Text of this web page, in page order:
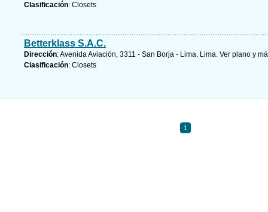
Clasificación: Closets
Betterklass S.A.C.
Dirección: Avenida Aviación, 3311 - San Borja - Lima, Lima. Ver plano y
Clasificación: Closets
1